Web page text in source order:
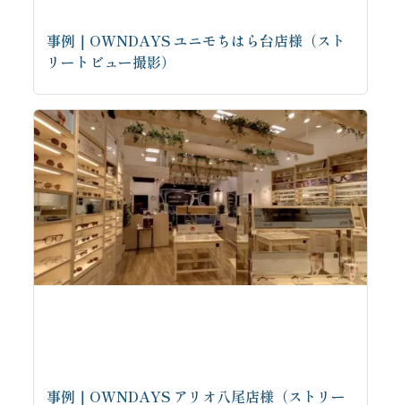
事例｜OWNDAYS ユニモちはら台店様（スト
リートビュー撮影）
事例｜OWNDAYS アリオ八尾店様（ストリー